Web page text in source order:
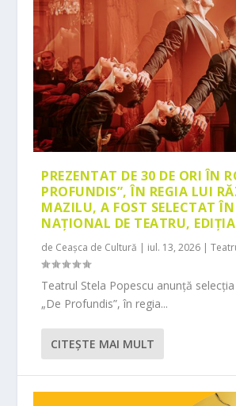
PREZENTAT DE 30 DE ORI ÎN
PROFUNDIS”, ÎN REGIA LUI
MAZILU, A FOST SELECTAT
NAȚIONAL DE TEATRU,
de Ceașca de Cultură | iul. 13, 2026 |
Teatrul Stela Popescu anunță
„De Profundis”, în regia...
CITEŞTE MAI MULT